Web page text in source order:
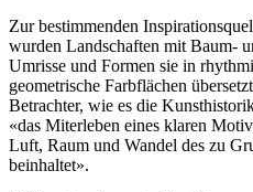
Zur bestimmenden
wurden Landschaften mit Baum-
Umrisse und Formen sie in
geometrische Farbflächen
Betrachter, wie es die
«das Miterleben eines klaren
Luft, Raum und Wandel des zu
beinhaltet».